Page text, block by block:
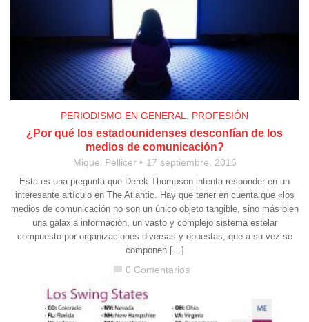
PERIODISMO EN GENERAL PROFESIÓN
¿Por qué los estadounidenses desconfían de los
medios de comunicación?
Miquel Pellicer 17 septiembre, 2016
Esta es una pregunta que Derek Thompson intenta responder en un
interesante artículo en The Atlantic. Hay que tener en cuenta que «los
medios de comunicación no son un único objeto tangible, sino más bien
una galaxia información, un vasto y complejo sistema estelar
compuesto por organizaciones diversas y opuestas, que a su vez se
componen […]
chat_bubble 0 Comentarios